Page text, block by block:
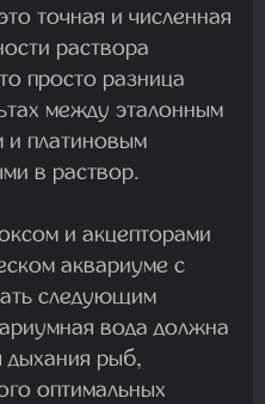
точная и численная
раствора
просто разница
между эталонным
и платиновым
в раствор.
и акцепторами
аквариуме с
следующим
вода должна
дыхания рыб,
оптимальных